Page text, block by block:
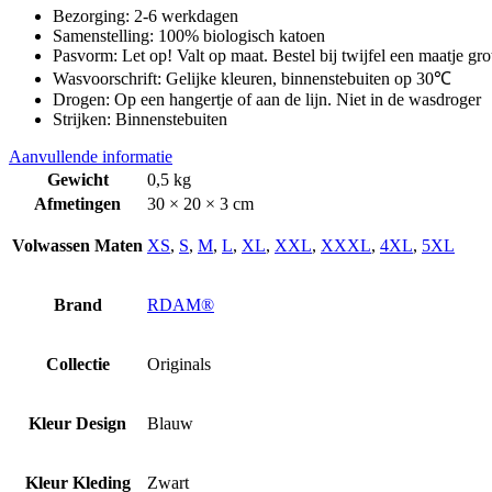
Bezorging: 2-6 werkdagen
Samenstelling: 100% biologisch katoen
Pasvorm: Let op! Valt op maat. Bestel bij twijfel een maatje
Wasvoorschrift: Gelijke kleuren, binnenstebuiten op 30℃
Drogen: Op een hangertje of aan de lijn. Niet in de wasdroger
Strijken: Binnenstebuiten
Aanvullende informatie
Gewicht
0,5 kg
Afmetingen
30 × 20 × 3 cm
Volwassen Maten XS, S, M, L, XL, XXL, XXXL, 4XL, 5XL
Brand RDAM®
Collectie Originals
Kleur Design Blauw
Kleur Kleding Zwart